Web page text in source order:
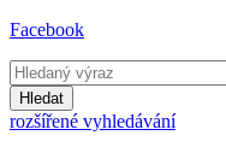
Facebook
Hledat
rozšířené vyhledávání